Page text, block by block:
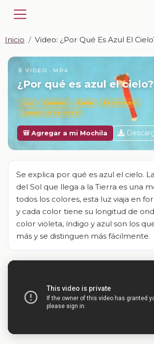
Inicio Video: ¿Por Qué Es Azul El
📎 VIDEO · MP4
¿Por qué es azul el cielo?
Luz Colores Cielo
Fenómeno
Longitud de onda
🎒 Agregar a mi Mochila
Se explica por qué es azul el cielo.
del Sol que llega a la Tierra es una
todos los colores, esta luz viaja en
y cada color tiene su longitud de
color violeta, índigo y azul son los
más y se distinguen más fácilmente.